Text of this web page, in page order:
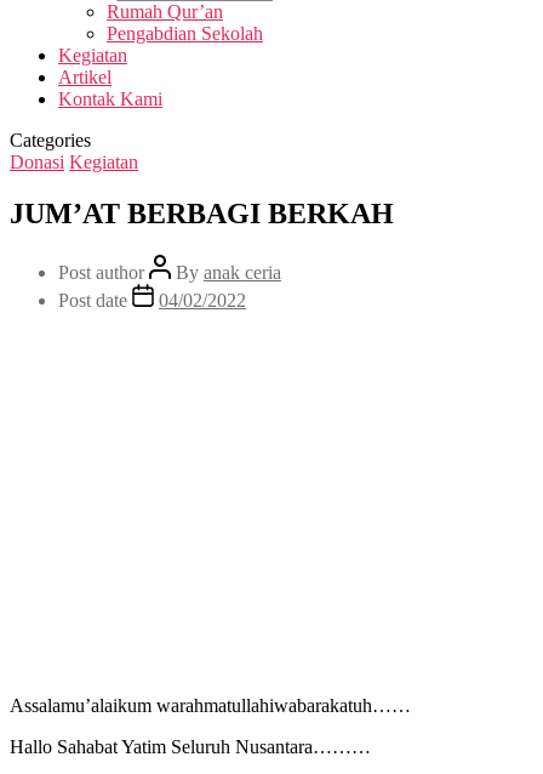
Rumah Qur’an
Pengabdian Sekolah
Kegiatan
Artikel
Kontak Kami
Categories
Donasi Kegiatan
JUM’AT BERBAGI BERKAH
Post author By anak ceria
Post date
04/02/2022
Assalamu’alaikum warahmatullahiwabarakatuh……
Hallo Sahabat Yatim Seluruh Nusantara………